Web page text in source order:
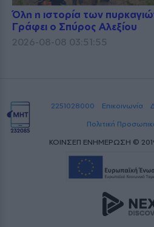
Όλη η ιστορία των
Γράφει ο Σπύρος Αλεξίου
2026-08-08 03:51:55
2251028000 Επικοινωνία
Πολιτική
ΚΟΙΝΣΕΠ ΕΝΗΜΕΡΩΣΗ ©